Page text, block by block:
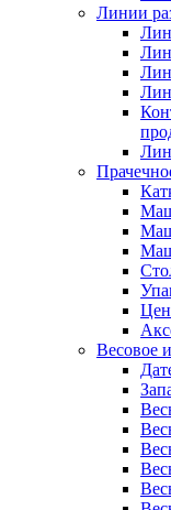
Линии
Весовое